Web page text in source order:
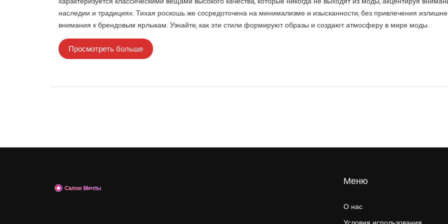
наследии и традициях. Тихая роскошь же сосредоточена на минимализме и изысканности, без привлечения
внимания к брендовым ярлыкам. Узнайте, как эти стили формируют образы и создают атмосферу в мире моды.
Просмотреть больше
Меню
О нас